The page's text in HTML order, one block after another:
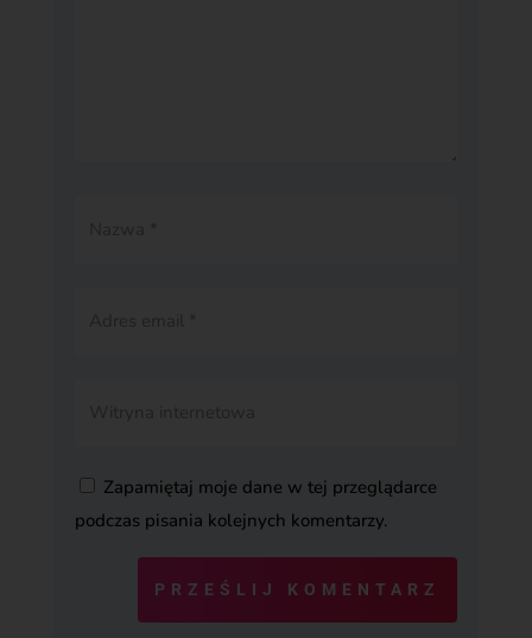
Zapamiętaj moje dane w tej przeglądarce
podczas pisania kolejnych komentarzy.
PRZEŚLIJ KOMENTARZ